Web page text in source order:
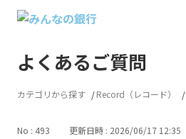
よくあるご質問
カテゴリから探す Record（レコード）
No : 493 更新日時 : 2026/06/17 12:35